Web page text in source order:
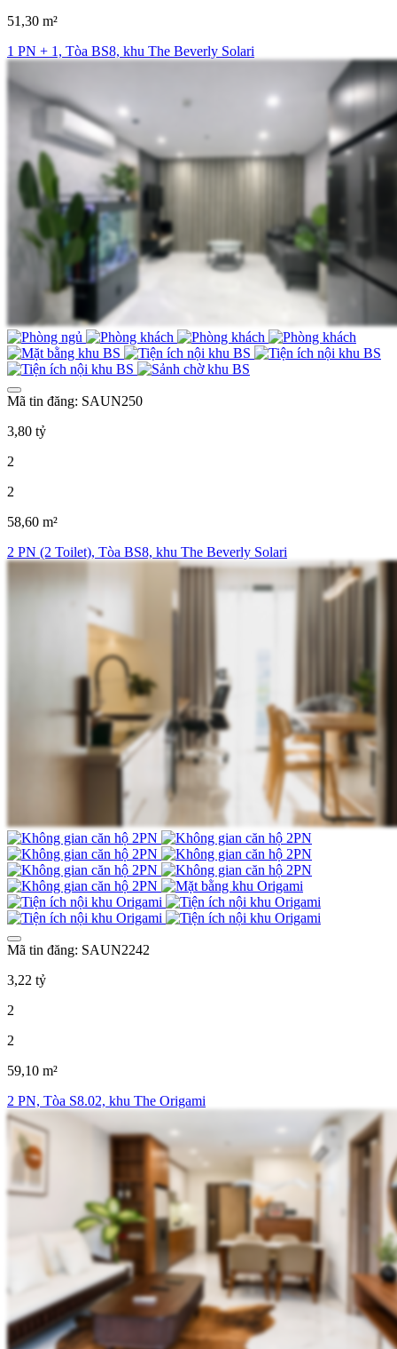
51,30 m²
1 PN + 1, Tòa BS8, khu The Beverly Solari
Mã tin đăng: SAUN250
3,80 tỷ
2
2
58,60 m²
2 PN (2 Toilet), Tòa BS8, khu The Beverly Solari
Mã tin đăng: SAUN2242
3,22 tỷ
2
2
59,10 m²
2 PN, Tòa S8.02, khu The Origami